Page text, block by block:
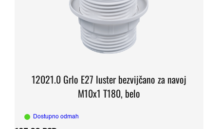
12021.0 Grlo E27 luster bezvijčano za navoj
M10x1 T180, belo
Dostupno odmah